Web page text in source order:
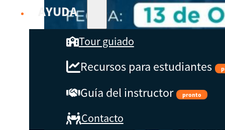
AYUDA
Tour guiado
Recursos para estudiantes
Guía del instructor pronto
Contacto